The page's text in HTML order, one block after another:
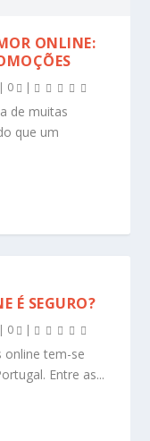
ONLINE:
| 0 |
de muitas
que um
É SEGURO?
| 0 |
online tem-se
Entre as...